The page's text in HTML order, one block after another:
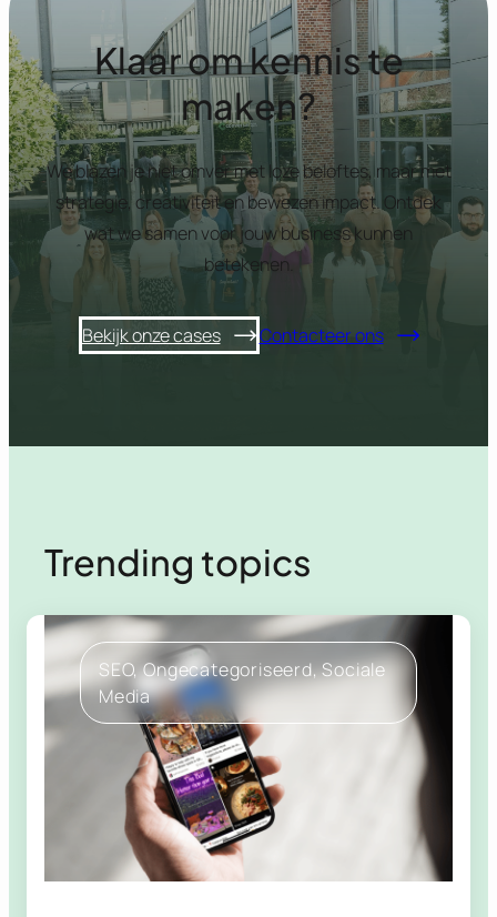
Klaar om kennis te
maken?
We blazen je niet omver met loze beloftes, maar met
strategie, creativiteit en bewezen impact. Ontdek
wat we samen voor jouw business kunnen
betekenen.
Bekijk onze cases Contacteer ons
Trending topics
SEO, Ongecategoriseerd, Sociale
Media